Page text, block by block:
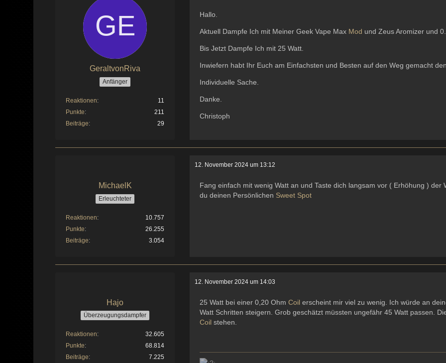
GeraltvonRiva
Anfänger
Reaktionen
11
Punkte
211
Beiträge
29
Hallo.
Aktuell Dampfe Ich mit Meiner Geek Vape Max Mod und Zeus Aromizer und
Bis Jetzt Dampfe Ich mit 25 Watt.
Inwiefern habt Ihr Euch am Einfachsten und Besten auf den Weg gemacht
Individuelle Sache.
Danke.
Christoph
MichaelK
Erleuchteter
Reaktionen
10.757
Punkte
26.255
Beiträge
3.054
12. November 2024 um 13:12
Fang einfach mit wenig Watt an und Taste dich langsam vor ( Erhöhung )
du deinen Persönlichen Sweet Spot
Hajo
Überzeugungsdampfer
Reaktionen
32.605
Punkte
68.814
Beiträge
7.225
12. November 2024 um 14:03
25 Watt bei einer 0,20 OhmCoil erscheint mir viel zu wenig. Ich würde an
Watt Schritten steigern. Grob geschätzt müssten ungefähr 45 Watt passen.
Coil stehen.